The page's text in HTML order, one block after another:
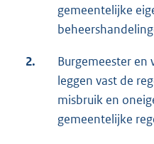
gemeentelijke
2.
Burgemeester en
leggen vast de
misbruik en
gemeentelijke